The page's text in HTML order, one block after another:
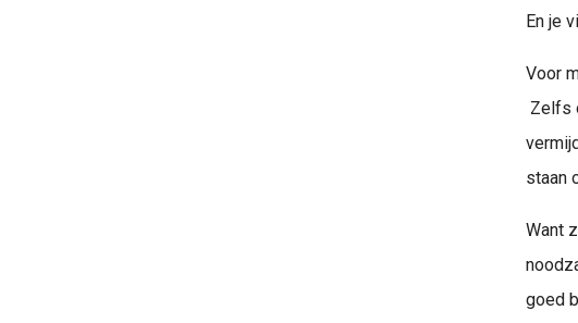
En je
Voor
Zelfs
staan
Want
goed